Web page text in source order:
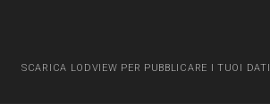
SCARICA LODVIEW PER PUBBLICARE I TUOI DATI